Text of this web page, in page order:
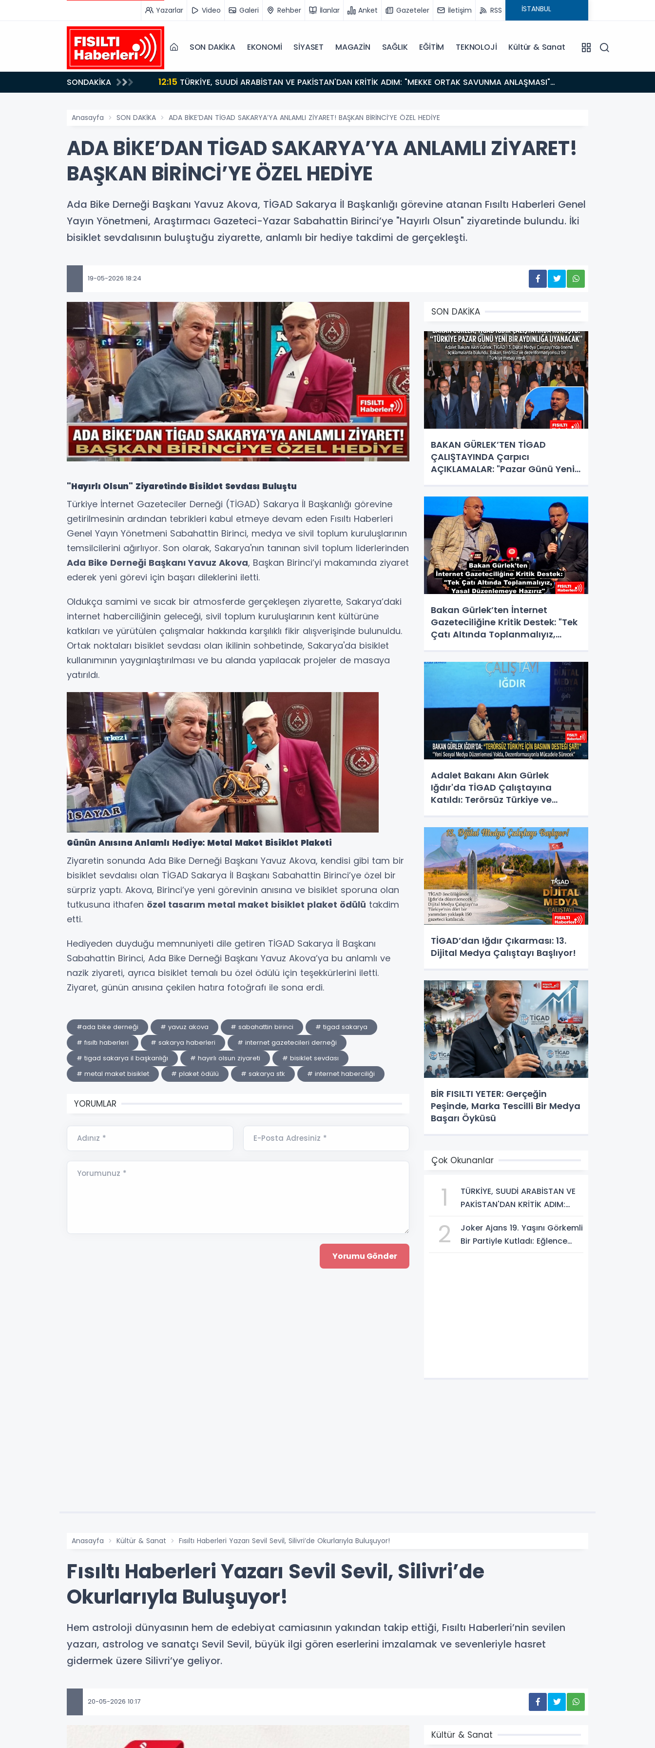
Yazarlar Video Galeri Rehber İlanlar Anket Gazeteler İletişim RSS
SON DAKİKA EKONOMİ SİYASET MAGAZİN SAĞLIK EĞİTİM TEKNOLOJİ Kültür & Sanat
SONDAKİKA 12:15
İMZALANDI!
Uyanacağız"
Anasayfa SON DAKİKA ADA BİKE’DAN TİGAD SAKARYA’YA ANLAMLI ZİYARET! BAŞKAN BİRİNCİ’YE ÖZEL HEDİYE
ADA BİKE’DAN TİGAD SAKARYA’YA ANLAMLI ZİYARET!
BAŞKAN BİRİNCİ’YE ÖZEL HEDİYE
Ada Bike Derneği Başkanı Yavuz Akova, TİGAD Sakarya İl Başkanlığı görevine atanan Fısıltı Haberleri Genel
Yayın Yönetmeni, Araştırmacı Gazeteci-Yazar Sabahattin Birinci’ye "Hayırlı Olsun" ziyaretinde bulundu. İki
bisiklet sevdalısının buluştuğu ziyarette, anlamlı bir hediye takdimi de gerçekleşti.
19-05-2026 18:24
"Hayırlı Olsun" Ziyaretinde Bisiklet Sevdası Buluştu
Türkiye İnternet Gazeteciler Derneği (TİGAD) Sakarya İl Başkanlığı görevine
getirilmesinin ardından tebrikleri kabul etmeye devam eden Fısıltı Haberleri
Genel Yayın Yönetmeni Sabahattin Birinci, medya ve sivil toplum kuruluşlarının
temsilcilerini ağırlıyor. Son olarak, Sakarya'nın tanınan sivil toplum liderlerinden
Ada Bike Derneği Başkanı Yavuz Akova, Başkan Birinci’yi makamında ziyaret
ederek yeni görevi için başarı dileklerini iletti.
Oldukça samimi ve sıcak bir atmosferde gerçekleşen ziyarette, Sakarya’daki
internet haberciliğinin geleceği, sivil toplum kuruluşlarının kent kültürüne
katkıları ve yürütülen çalışmalar hakkında karşılıklı fikir alışverişinde bulunuldu.
Ortak noktaları bisiklet sevdası olan ikilinin sohbetinde, Sakarya'da bisiklet
kullanımının yaygınlaştırılması ve bu alanda yapılacak projeler de masaya
yatırıldı.
Günün Anısına Anlamlı Hediye: Metal Maket Bisiklet Plaketi
Ziyaretin sonunda Ada Bike Derneği Başkanı Yavuz Akova, kendisi gibi tam bir
bisiklet sevdalısı olan TİGAD Sakarya İl Başkanı Sabahattin Birinci’ye özel bir
sürpriz yaptı. Akova, Birinci’ye yeni görevinin anısına ve bisiklet sporuna olan
tutkusuna ithafen özel tasarım metal maket bisiklet plaket ödülü takdim
etti.
Hediyeden duyduğu memnuniyeti dile getiren TİGAD Sakarya İl Başkanı
Sabahattin Birinci, Ada Bike Derneği Başkanı Yavuz Akova’ya bu anlamlı ve
nazik ziyareti, ayrıca bisiklet temalı bu özel ödülü için teşekkürlerini iletti.
Ziyaret, günün anısına çekilen hatıra fotoğrafı ile sona erdi.
#ada bike derneği # yavuz akova # sabahattin birinci
# tigad sakarya
# fısıltı haberleri
# sakarya haberleri
# internet gazetecileri derneği
# tigad sakarya il başkanlığı
# hayırlı olsun ziyareti
# bisiklet sevdası
# metal maket bisiklet
# plaket ödülü # sakarya stk # internet haberciliği
YORUMLAR
Adınız * E-Posta Adresiniz *
Yorumunuz *
SON DAKİKA
BAKAN GÜRLEK’TEN TİGAD
ÇALIŞTAYINDA Çarpıcı
AÇIKLAMALAR: "Pazar Günü Yeni
Bakan Gürlek’ten İnternet
Gazeteciliğine Kritik Destek: "Tek
Çatı Altında Toplanmalıyız,
Adalet Bakanı Akın Gürlek
Iğdır'da TİGAD Çalıştayına
Katıldı: Terörsüz Türkiye ve
TİGAD’dan Iğdır Çıkarması: 13.
Dijital Medya Çalıştayı Başlıyor!
BİR FISILTI YETER: Gerçeğin
Peşinde, Marka Tescilli Bir Medya
Başarı Öyküsü
Çok Okunanlar
1
TÜRKİYE, SUUDİ ARABİSTAN VE
PAKİSTAN'DAN KRİTİK ADIM:
ANLAŞMASI" İMZALANDI!
2
Joker Ajans 19. Yaşını Görkemli
Bir Partiyle Kutladı: Eğlence
Anasayfa Kültür & Sanat Fısıltı Haberleri Yazarı Sevil Sevil, Silivri’de Okurlarıyla Buluşuyor!
Fısıltı Haberleri Yazarı Sevil Sevil, Silivri’de
Okurlarıyla Buluşuyor!
Hem astroloji dünyasının hem de edebiyat camiasının yakından takip ettiği, Fısıltı Haberleri’nin sevilen
yazarı, astrolog ve sanatçı Sevil Sevil, büyük ilgi gören eserlerini imzalamak ve sevenleriyle hasret
gidermek üzere Silivri’ye geliyor.
20-05-2026 10:17
Kültür & Sanat